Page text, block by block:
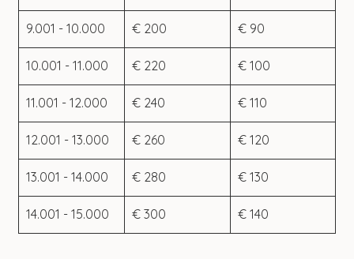
9.001 - 10.000 € 200 € 90
10.001 - 11.000 € 220 € 100
11.001 - 12.000 € 240 € 110
12.001 - 13.000 € 260 € 120
13.001 - 14.000 € 280 € 130
14.001 - 15.000 € 300 € 140